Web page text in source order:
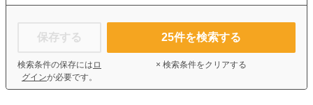
保存する
検索条件の保存には ロ
グインが必要です。
25件を検索する
× 検索条件をクリアする